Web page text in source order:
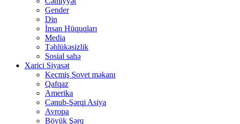
Gender
Din
İnsan Hüquqları
Media
Təhlükəsizlik
Sosial sahə
Xarici Siyasət
Keçmiş Sovet məkanı
Qafqaz
Amerika
Cənub-Şərqi Asiya
Avropa
Böyük Şərq